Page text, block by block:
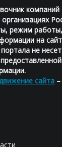
компаний
режим
на
не
сайта